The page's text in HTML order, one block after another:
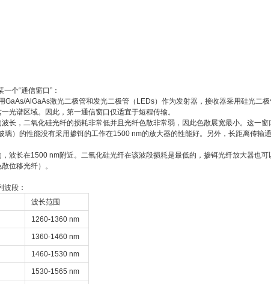
个“通信窗口”：
GaAs/AlGaAs激光二极管和发光二极管（LEDs）作为发射器，接收器采用硅光二
光谱区域。因此，第一通信窗口仅适宜于短程传输。
长，二氧化硅光纤的损耗非常低并且光纤色散非常弱，因此色散展宽最小。这一
璃）的性能没有采用掺铒的工作在1500 nm的放大器的性能好。另外，长距离传输
波长在1500 nm附近。二氧化硅光纤在该波段损耗是最低的，掺铒光纤放大器也
位移光纤）。
波段：
波长范围
1260-1360 nm
1360-1460 nm
1460-1530 nm
1530-1565 nm